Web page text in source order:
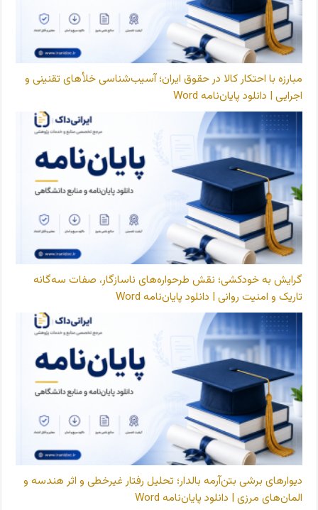
مبارزه با احتکار کالا در حقوق ایران؛ آسیب‌شناسی خلأهای تقنینی و
اجرایی | دانلود پایان‌نامه Word
گرایش به خودکشی؛ نقش طرحواره‌های ناسازگار، صفات سه‌گانه
تاریک و امنیت روانی | دانلود پایان‌نامه Word
دیوارهای برشی بتن‌آرمه بالدار؛ تحلیل رفتار غیرخطی و اثر هندسه و
المان‌های مرزی | دانلود پایان‌نامه Word